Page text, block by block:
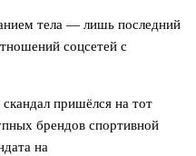
тела — лишь последний
соцсетей с
пришёлся на тот
брендов спортивной
на